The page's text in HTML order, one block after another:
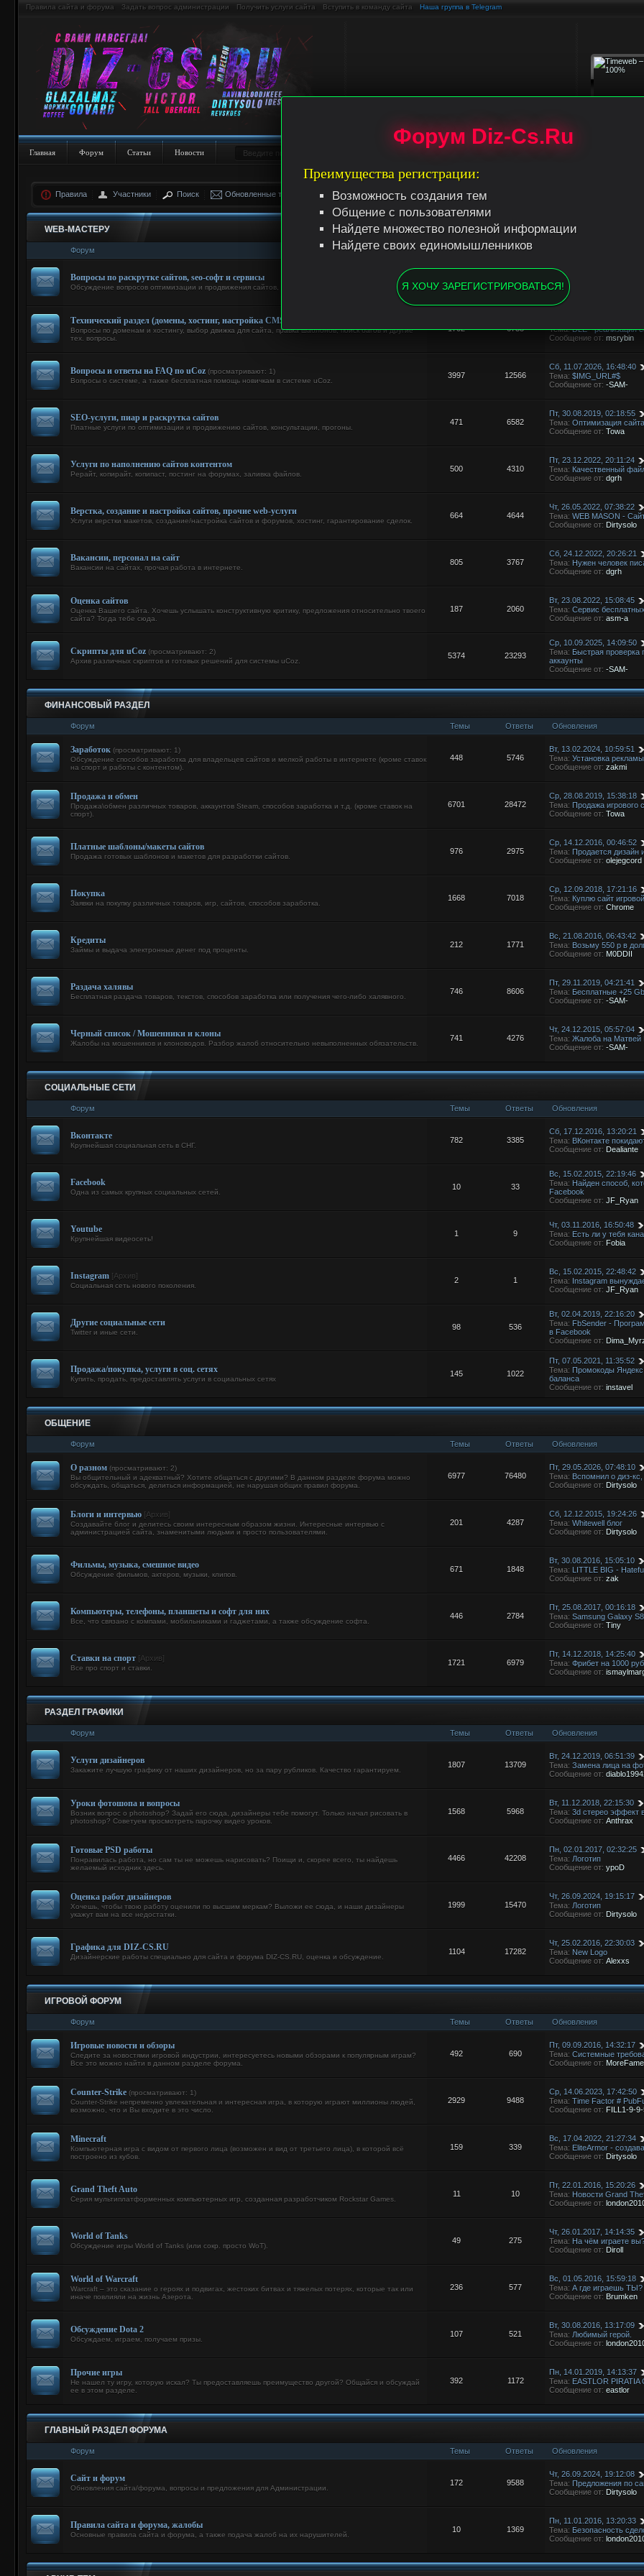
Форум Diz-Cs.Ru
Преимущества регистрации:
Возможность создания тем
Общение с пользователями
Найдете множество полезной информации
Найдете своих единомышленников
Я ХОЧУ ЗАРЕГИСТРИРОВАТЬСЯ!
Правила сайта и форума Задать вопрос администрации Получить услуги сайта Вступить в команду сайта Наша группа в Telegram
Главная Форум Статьи Новости
Правила Участники Поиск Обновленные темы
WEB-МАСТЕРУ
Форум Темы Ответы
Вопросы по раскрутке сайтов, seo-софт и сервисы
Обсуждение вопросов оптимизации и продвижения сайтов, сервисов и программ для раскрутки.
898 6898
Пн, 05.08.2019, 20:40:23
Тема:
Сообщение от:
Технический раздел (домены, хостинг, настройка CMS и шаблонов)
Вопросы по доменам и хостингу, выбор движка для сайта, правка шаблонов, поиск багов и другие
тех. вопросы.
1702 6733
Тема:DLE - реализация
Сообщение от: msrybin
Вопросы и ответы на FAQ по uCoz (просматривают: 1)
Вопросы о системе, а также бесплатная помощь новичкам в системе uCoz.
3997 12566
Сб, 11.07.2026, 16:48:40
Тема: $IMG_URL#$
Сообщение от: -SAM-
SEO-услуги, пиар и раскрутка сайтов
Платные услуги по оптимизации и продвижению сайтов, консультации, прогоны.
471 6582
Пт, 30.08.2019, 02:18:55
Тема: Оптимизация
Сообщение от: Towa
Услуги по наполнению сайтов контентом
Рерайт, копирайт, копипаст, постинг на форумах, заливка файлов.
500 4310
Пт, 23.12.2022, 20:11:24
Тема: Качественный
Сообщение от: dgrh
Верстка, создание и настройка сайтов, прочие web-услуги
Услуги верстки макетов, создание/настройка сайтов и форумов, хостинг, гарантирование сделок.
664 4644
Чт, 26.05.2022, 07:38:22
Тема: WEB MASON -
Сообщение от: Dirtysolo
Вакансии, персонал на сайт
Вакансии на сайтах, прочая работа в интернете.
805 3767
Сб, 24.12.2022, 20:26:21
Тема: Нужен человек
Сообщение от: dgrh
Оценка сайтов
Оценка Вашего сайта. Хочешь услышать конструктивную критику, предложения относительно твоего
сайта? Тогда тебе сюда.
187 2060
Вт, 23.08.2022, 15:08:45
Тема: Cервис
Сообщение от: asm-a
Скрипты для uCoz (просматривают: 2)
Архив различных скриптов и готовых решений для системы uCoz.
5374 23293
Ср, 10.09.2025, 14:09:50
Тема: Быстрая проверка
аккаунты
Сообщение от: -SAM-
ФИНАНСОВЫЙ РАЗДЕЛ
Форум Темы Ответы Обновления
Заработок (просматривают: 1)
Обсуждение способов заработка для владельцев сайтов и мелкой работы в интернете (кроме ставок
на спорт и работы с контентом).
448 5746
Вт, 13.02.2024, 10:59:51
Тема: Установка
Сообщение от: zakmi
Продажа и обмен
Продажа\обмен различных товаров, аккаунтов Steam, способов заработка и т.д. (кроме ставок на
спорт).
6701 28472
Ср, 28.08.2019, 15:38:18
Тема: Продажа игрового
Сообщение от: Towa
Платные шаблоны/макеты сайтов
Продажа готовых шаблонов и макетов для разработки сайтов.
976 2975
Ср, 14.12.2016, 00:46:52
Тема: Продается дизайн
Сообщение от: olejegcord
Покупка
Заявки на покупку различных товаров, игр, сайтов, способов заработка.
1668 7018
Ср, 12.09.2018, 17:21:16
Тема: Куплю сайт
Сообщение от: Chrome
Кредиты
Займы и выдача электронных денег под проценты.
212 1771
Вс, 21.08.2016, 06:43:42
Тема: Возьму 550 р в
Сообщение от: M0DDII
Раздача халявы
Бесплатная раздача товаров, текстов, способов заработка или получения чего-либо халявного.
746 8606
Пт, 29.11.2019, 04:21:41
Тема: Бесплатные +25
Сообщение от: -SAM-
Черный список / Мошенники и клоны
Жалобы на мошенников и клоноводов. Разбор жалоб относительно невыполненных обязательств.
741 4276
Чт, 24.12.2015, 05:57:04
Тема: Жалоба на Матвей
Сообщение от: -SAM-
СОЦИАЛЬНЫЕ СЕТИ
Форум Темы Ответы Обновления
Вконтакте
Крупнейшая социальная сеть в СНГ.
782 3385
Сб, 17.12.2016, 13:20:21
Тема: ВКонтакте
Сообщение от: Dealiante
Facebook
Одна из самых крупных социальных сетей.
10 33
Вс, 15.02.2015, 22:19:46
Тема: Найден способ,
Facebook
Сообщение от: JF_Ryan
Youtube
Крупнейшая видеосеть!
1 9
Чт, 03.11.2016, 16:50:48
Тема: Есть ли у тебя
Сообщение от: Fobia
Instagram [Архив]
Социальная сеть нового поколения.
2 1
Вс, 15.02.2015, 22:48:42
Тема: Instagram
Сообщение от: JF_Ryan
Другие социальные сети
Twitter и иные сети.
98 536
Вт, 02.04.2019, 22:16:20
Тема: FbSender -
в Facebook
Сообщение от:
Продажа/покупка, услуги в соц. сетях
Купить, продать, предоставлять услуги в социальных сетях
145 1022
Пт, 07.05.2021, 11:35:52
Тема: Промокоды
баланса
Сообщение от: instavel
ОБЩЕНИЕ
Форум Темы Ответы Обновления
О разном (просматривают: 2)
Вы общительный и адекватный? Хотите общаться с другими? В данном разделе форума можно
обсуждать, общаться, делиться информацией, не нарушая общих правил форума.
6977 76480
Пт, 29.05.2026, 07:48:10
Тема: Вспомнил о диз-
Сообщение от: Dirtysolo
Блоги и интервью [Архив]
Создавайте блог и делитесь своим интересным образом жизни. Интересные интервью с
администрацией сайта, знаменитыми людьми и просто пользователями.
201 4287
Сб, 12.12.2015, 19:24:26
Тема: Whitewell блог
Сообщение от: Dirtysolo
Фильмы, музыка, смешное видео
Обсуждение фильмов, актеров, музыки, клипов.
671 1848
Вт, 30.08.2016, 15:05:10
Тема: LITTLE BIG -
Сообщение от: zak
Компьютеры, телефоны, планшеты и софт для них
Все, что связано с компами, мобильниками и гаджетами, а также обсуждение софта.
446 2784
Пт, 25.08.2017, 00:16:18
Тема: Samsung Galaxy
Сообщение от: Tiny
Ставки на спорт [Архив]
Все про спорт и ставки.
1721 6979
Пт, 14.12.2018, 14:25:40
Тема: Фрибет на 1000
Сообщение от:
РАЗДЕЛ ГРАФИКИ
Форум Темы Ответы Обновления
Услуги дизайнеров
Закажите лучшую графику от наших дизайнеров, но за пару рубликов. Качество гарантируем.
1807 13709
Вт, 24.12.2019, 06:51:39
Тема: Замена лица на
Сообщение от:
Уроки фотошопа и вопросы
Возник вопрос о photoshop? Задай его сюда, дизайнеры тебе помогут. Только начал рисовать в
photoshop? Советуем просмотреть парочку видео уроков.
1568 5968
Вт, 11.12.2018, 22:15:30
Тема: 3d стерео эффект
Сообщение от: Anthrax
Готовые PSD работы
Понравилась работа, но сам ты не можешь нарисовать? Поищи и, скорее всего, ты найдешь
желаемый исходник здесь.
4466 42208
Пн, 02.01.2017, 02:32:25
Тема: Логотип
Сообщение от: ypoD
Оценка работ дизайнеров
Хочешь, чтобы твою работу оценили по высшим меркам? Выложи ее сюда, и наши дизайнеры
укажут вам на все недостатки.
1999 15470
Чт, 26.09.2024, 19:15:17
Тема: Логотип
Сообщение от: Dirtysolo
Графика для DIZ-CS.RU
Дизайнерские работы специально для сайта и форума DIZ-CS.RU, оценка и обсуждение.
1104 17282
Чт, 25.02.2016, 22:30:03
Тема: New Logo
Сообщение от: Alexxs
ИГРОВОЙ ФОРУМ
Форум Темы Ответы Обновления
Игровые новости и обзоры
Следите за новостями игровой индустрии, интересуетесь новыми обзорами к популярным играм?
Все это можно найти в данном разделе форума.
492 690
Пт, 09.09.2016, 14:32:17
Тема: Системные
Сообщение от:
Counter-Strike (просматривают: 1)
Counter-Strike непременно увлекательная и интересная игра, в которую играют миллионы людей,
возможно, что и Вы входите в это число.
2929 9488
Ср, 14.06.2023, 17:42:50
Тема: Time Factor #
Сообщение от: FILL1-9-
Minecraft
Компьютерная игра с видом от первого лица (возможен и вид от третьего лица), в которой всё
построено из кубов.
159 339
Вс, 17.04.2022, 21:27:34
Тема: EliteArmor -
Сообщение от: Dirtysolo
Grand Theft Auto
Серия мультиплатформенных компьютерных игр, созданная разработчиком Rockstar Games.
11 10
Пт, 22.01.2016, 15:20:26
Тема: Новости Grand
Сообщение от:
World of Tanks
Обсуждение игры World of Tanks (или сокр. просто WoT).
49 275
Чт, 26.01.2017, 14:14:35
Тема: На чём играете
Сообщение от: Diroll
World of Warcraft
Warcraft – это сказание о героях и подвигах, жестоких битвах и тяжелых потерях, которые так или
иначе повлияли на жизнь Азерота.
236 577
Вс, 01.05.2016, 15:59:18
Тема: А где играешь ТЫ?
Сообщение от: Brumken
Обсуждение Dota 2
Обсуждаем, играем, получаем призы.
107 521
Вт, 30.08.2016, 13:17:09
Тема: Любимый герой.
Сообщение от:
Прочие игры
Не нашел ту игру, которую искал? Ты предоставляешь преимущество другой? Общайся и обсуждай
ее в этом разделе.
392 1172
Пн, 14.01.2019, 14:13:37
Тема: EASTLOR
Сообщение от: eastlor
ГЛАВНЫЙ РАЗДЕЛ ФОРУМА
Форум Темы Ответы Обновления
Сайт и форум
Обновления сайта/форума, вопросы и предложения для Администрации.
172 9588
Чт, 26.09.2024, 19:12:08
Тема: Предложения по
Сообщение от: Dirtysolo
Правила сайта и форума, жалобы
Основные правила сайта и форума, а также подача жалоб на их нарушителей.
10 1369
Пн, 11.01.2016, 13:20:33
Тема: Безопасность
Сообщение от: